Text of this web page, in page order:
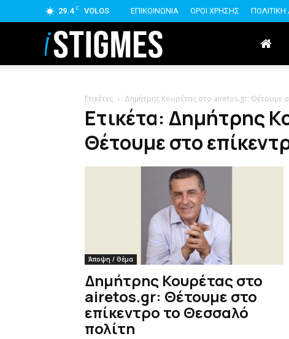
29.4 C VOLOS ΕΠΙΚΟΙΝΩΝΙΑ ΟΡΟΙ ΧΡΗΣΗΣ
istigmes
Ετικέτες Δημήτρης Κουρέτας στο airetos.gr: Θέτουμε
Ετικέτα: Δημήτρης
Θέτουμε στο
Άποψη / Θέμα
Δημήτρης Κουρέτας στο
airetos.gr: Θέτουμε στο
επίκεντρο το Θεσσαλό
πολίτη